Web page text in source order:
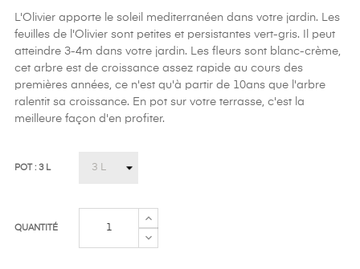
L'Olivier apporte le soleil mediterranéen dans votre jardin. Les
feuilles de l'Olivier sont petites et persistantes vert-gris. Il peut
atteindre 3-4m dans votre jardin. Les fleurs sont blanc-crème,
cet arbre est de croissance assez rapide au cours des
premières années, ce n'est qu'à partir de 10ans que l'arbre
ralentit sa croissance. En pot sur votre terrasse, c'est la
meilleure façon d'en profiter.
POT : 3 L
QUANTITÉ